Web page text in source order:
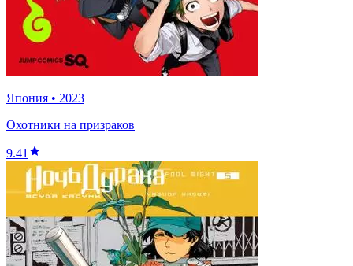
Япония • 2023
Охотники на призраков
9.41